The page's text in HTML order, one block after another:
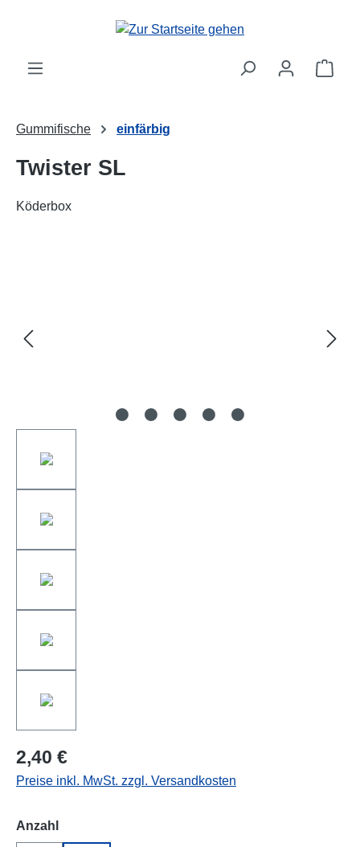
Gummifische einfärbig
Twister SL
Köderbox
2,40 €
Preise inkl. MwSt. zzgl. Versandkosten
Anzahl auswählen